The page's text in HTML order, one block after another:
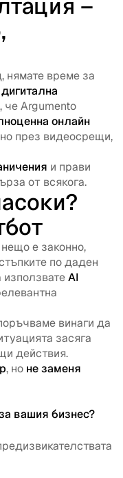
–
нямате време за
дигитална
че Argumento
онлайн
през видеосрещи,
и прави
от всякога.
е законно,
по даден
AI
винаги да
засяга
действия.
, но не заменя
вашия бизнес?